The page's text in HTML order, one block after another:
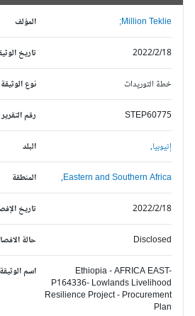
المؤلف Million Teklie;
تاريخ الوثيقة 2022/2/18
نوع الوثيقة خطة التوريدات
رقم التقرير STEP60775
البلد إثيوبيا,
المنطقة Eastern and Southern Africa,
تاريخ الإفصاح 2022/2/18
حالة الافصاح Disclosed
اسم الوثيقة
Ethiopia - AFRICA EAST-
P164336- Lowlands Livelihood
Resilience Project - Procurement
Plan